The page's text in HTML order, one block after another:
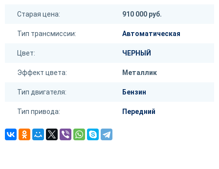
Старая цена: 910 000 руб.
Тип трансмиссии: Автоматическая
Цвет: ЧЕРНЫЙ
Эффект цвета: Металлик
Тип двигателя: Бензин
Тип привода: Передний